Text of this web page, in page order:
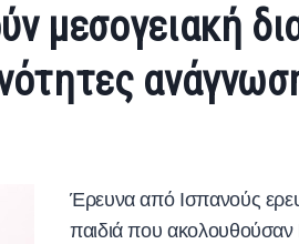
μεσογειακή
Έρευνα από Ισπανούς
παιδιά που